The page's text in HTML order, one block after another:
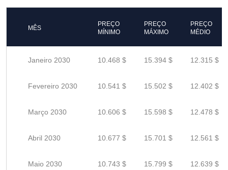
MÊS
PREÇO
MÍNIMO
PREÇO
MÁXIMO
PREÇO
MÉDIO
Janeiro 2030 10.468 $ 15.394 $ 12.315 $
Fevereiro 2030 10.541 $ 15.502 $ 12.402 $
Março 2030 10.606 $ 15.598 $ 12.478 $
Abril 2030 10.677 $ 15.701 $ 12.561 $
Maio 2030 10.743 $ 15.799 $ 12.639 $